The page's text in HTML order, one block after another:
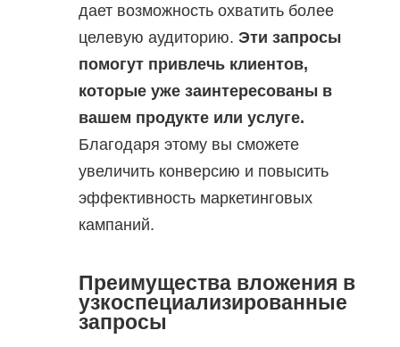
дает возможность охватить более
целевую аудиторию. Эти запросы
помогут привлечь клиентов,
которые уже заинтересованы в
вашем продукте или услуге.
Благодаря этому вы сможете
увеличить конверсию и повысить
эффективность маркетинговых
кампаний.
Преимущества вложения в
узкоспециализированные
запросы